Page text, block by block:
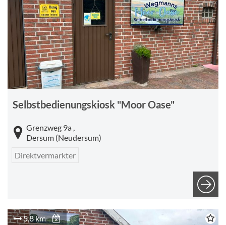
Selbstbedienungskiosk "Moor Oase"
Grenzweg 9a ,
Dersum (Neudersum)
Direktvermarkter
5,8 km